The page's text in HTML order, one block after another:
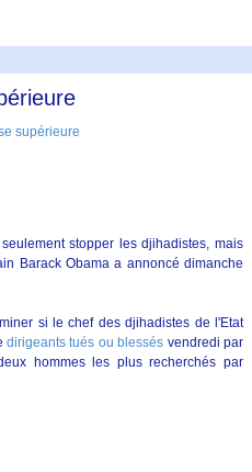
stopper les djihadistes, mais
Barack Obama a annoncé dimanche
si le chef des djihadistes de l'Etat
dirigeants tués ou blessés vendredi par
hommes les plus recherchés par